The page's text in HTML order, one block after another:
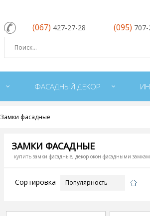
(067) 427-27-28 (095)
ФАСАДНЫЙ ДЕКОР
Замки фасадные
ЗАМКИ ФАСАДНЫЕ
купить замки фасадные, декор окон фасадными
Сортировка